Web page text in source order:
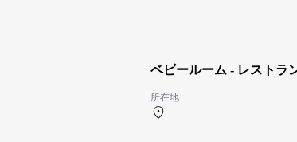
ベビールーム - レストラ
所在地